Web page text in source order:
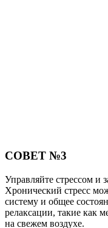
СОВЕТ №3
Управляйте стрессом и
Хронический стресс
систему и общее
релаксации, такие как
на свежем воздухе.